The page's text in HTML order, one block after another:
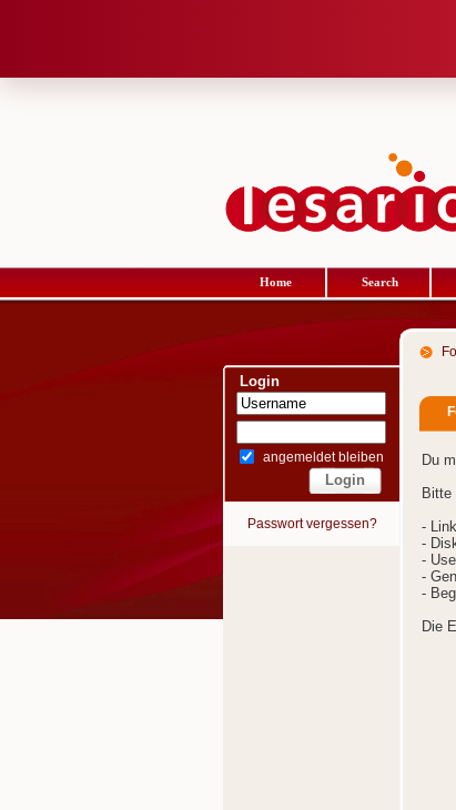
Home Search
Login
angemeldet bleiben
Passwort vergessen?
Du
Bitte
-
-
-
-
-
Die